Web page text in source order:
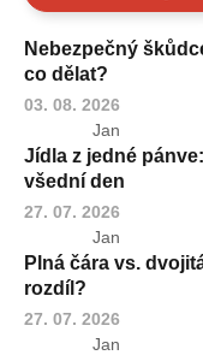
Nebezpečný
co dělat?
03. 08. 2026
Jan
Jídla z jedné
všední den
27. 07. 2026
Jan
Plná čára vs.
rozdíl?
27. 07. 2026
Jan